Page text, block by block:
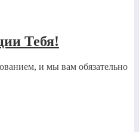
Тебя!
и мы вам обязательно